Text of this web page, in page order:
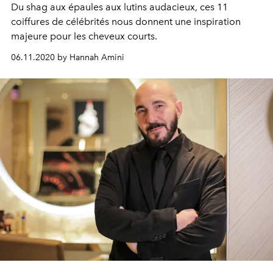
Du shag aux épaules aux lutins audacieux, ces 11
coiffures de célébrités nous donnent une inspiration
majeure pour les cheveux courts.
06.11.2020 by Hannah Amini